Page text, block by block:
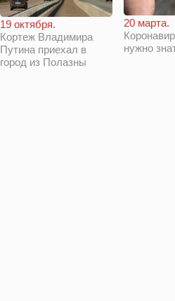
19 октября.
Кортеж Владимира
Путина приехал в
город из Полазны
20 марта.
нужно